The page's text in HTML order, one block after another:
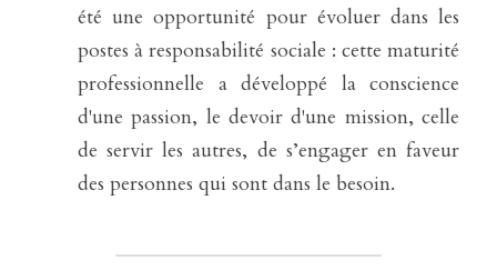
été une opportunité pour évoluer dans les
postes à responsabilité sociale : cette maturité
professionnelle a développé la conscience
d'une passion, le devoir d'une mission, celle
de servir les autres, de s’engager en faveur
des personnes qui sont dans le besoin.